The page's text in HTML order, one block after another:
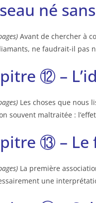
né
Avant de chercher à
ne faudrait-il pas
⑫ –
Les choses que nous
souvent maltraitée :
⑬ –
La première
une